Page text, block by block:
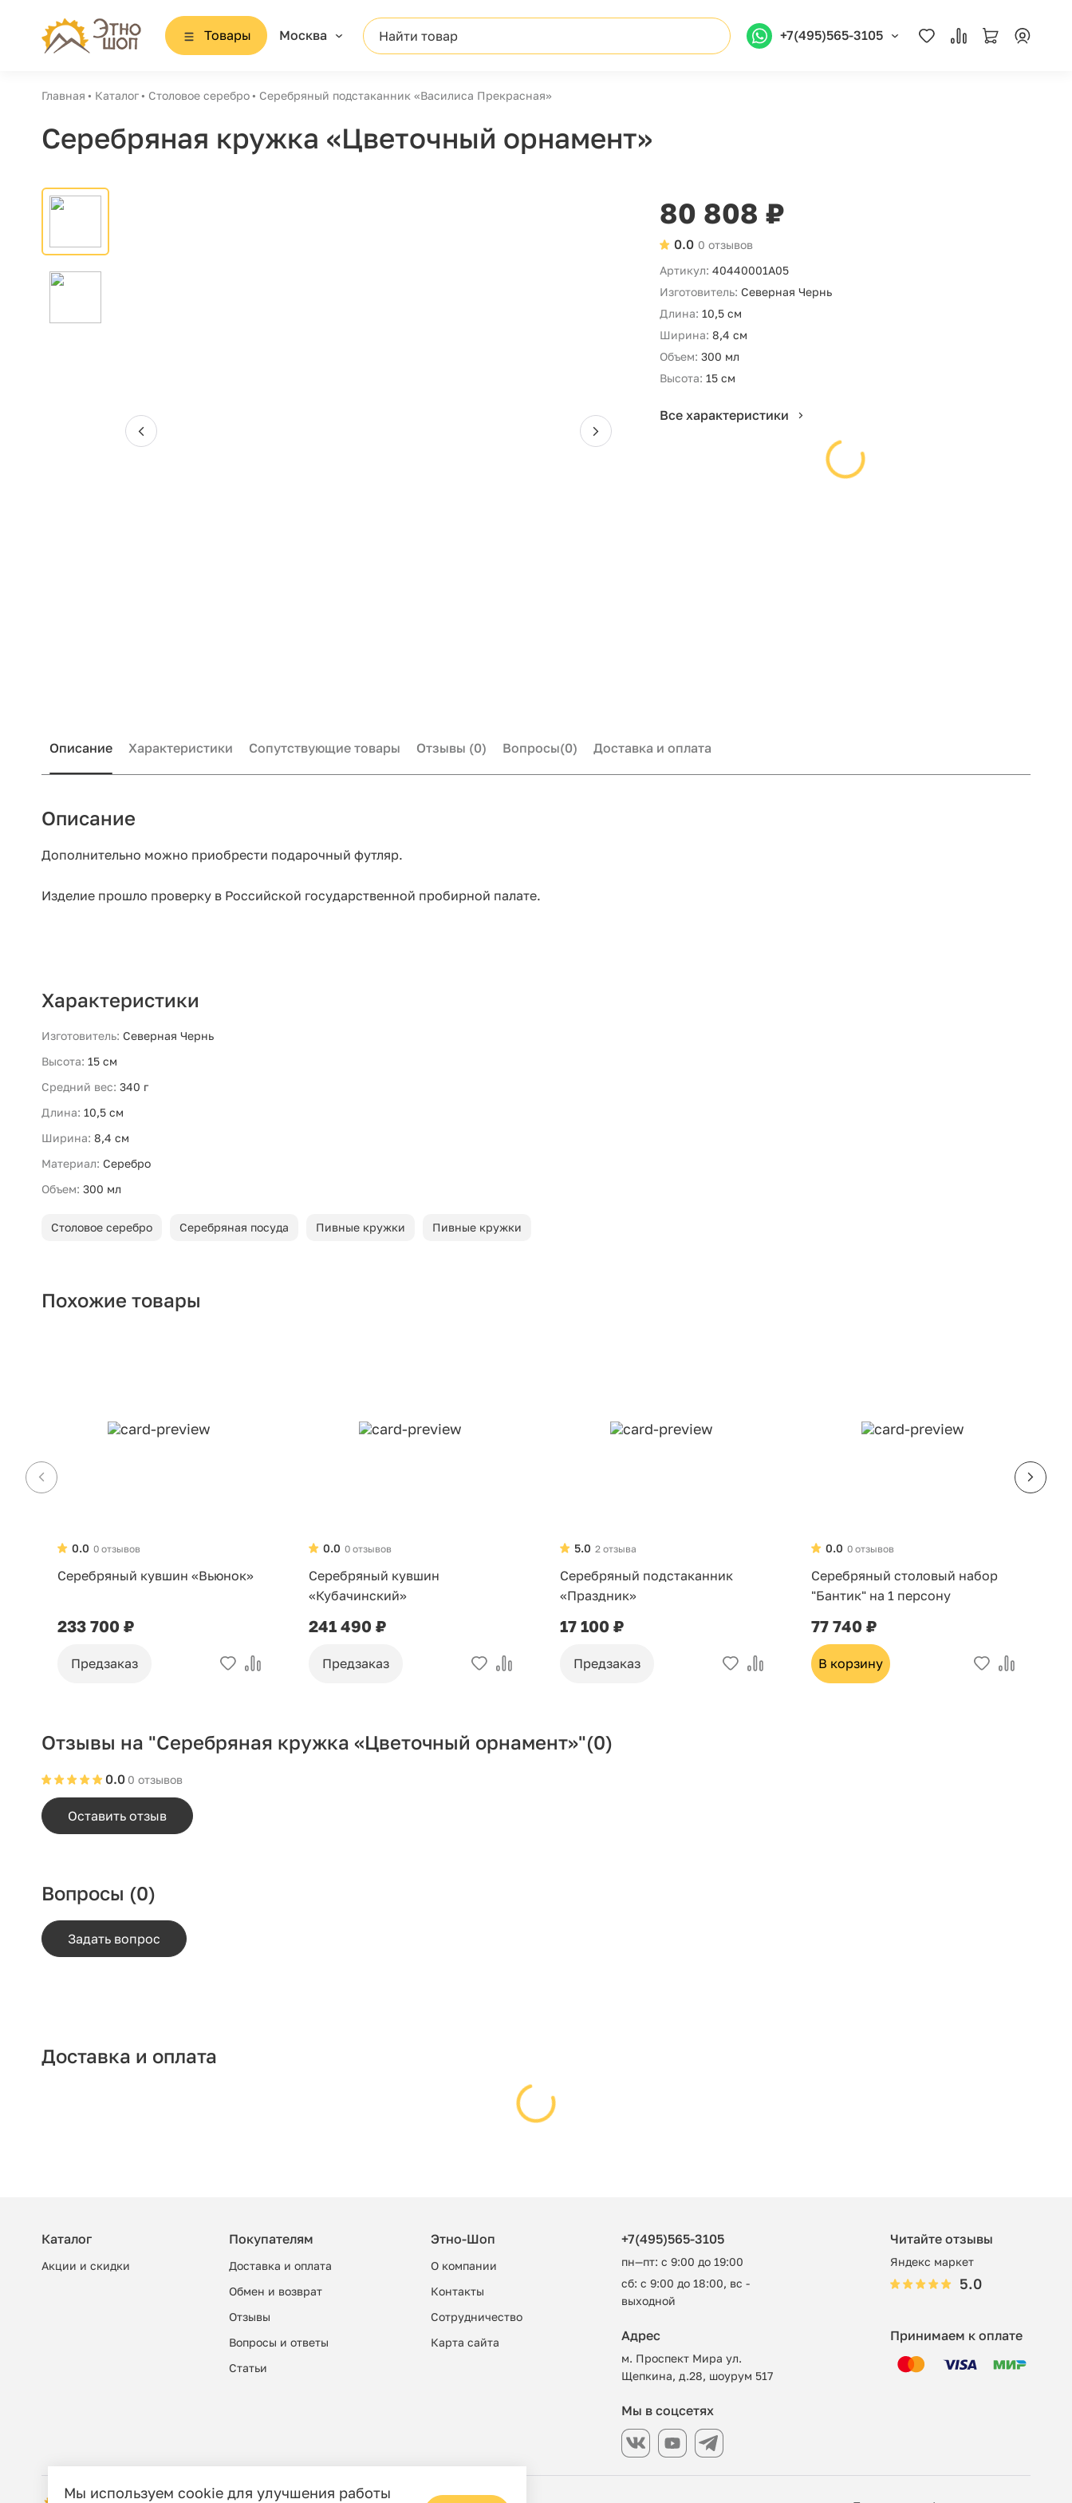
Товары Москва Найти товар +7(495)565-3105
Главная Каталог Столовое серебро Серебряный подстаканник «Василиса Прекрасная»
Серебряная кружка «Цветочный орнамент»
80 808 ₽
0 отзывов
0.0
Артикул: 40440001А05
Изготовитель: Северная Чернь
Длина: 10,5 см
Ширина: 8,4 см
Объем: 300 мл
Высота: 15 см
Все характеристики
Описание Характеристики Сопутствующие товары Отзывы (0) Вопросы(0) Доставка и оплата
Описание
Дополнительно можно приобрести подарочный футляр.
Изделие прошло проверку в Российской государственной пробирной палате.
Характеристики
Изготовитель: Северная Чернь
Высота: 15 см
Средний вес: 340 г
Длина: 10,5 см
Ширина: 8,4 см
Материал: Серебро
Объем: 300 мл
Столовое серебро Серебряная посуда Пивные кружки Пивные кружки
Похожие товары
0 отзывов
0.0
Серебряный кувшин «Вьюнок»
233 700 ₽
Предзаказ
0 отзывов
0.0
Серебряный кувшин
«Кубачинский»
241 490 ₽
Предзаказ
2 отзыва
5.0
Серебряный подстаканник
«Праздник»
17 100 ₽
Предзаказ
0 отзывов
0.0
Серебряный столовый набор
"Бантик" на 1 персону
77 740 ₽
В корзину
Отзывы на "Серебряная кружка «Цветочный орнамент»"(0)
0 отзывов
0.0
Оставить отзыв
Вопросы (0)
Задать вопрос
Доставка и оплата
Каталог
Акции и скидки
Покупателям
Доставка и оплата
Обмен и возврат
Отзывы
Вопросы и ответы
Cтатьи
Этно-Шоп
О компании
Контакты
Сотрудничество
Карта сайта
+7(495)565-3105
пн—пт: с 9:00 до 19:00
сб: с 9:00 до 18:00, вс -
выходной
Читайте отзывы
Яндекс маркет
5.0
Адрес
м. Проспект Мира ул.
Щепкина, д.28, шоурум 517
Принимаем к оплате
Мы в соцсетях
Мы используем cookie для улучшения работы